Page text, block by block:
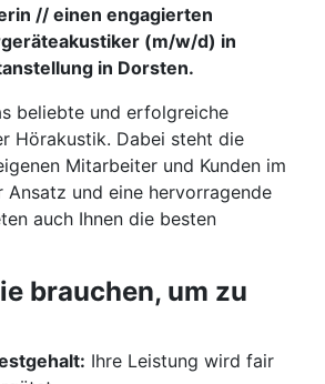
// einen engagierten
(m/w/d) in
in Dorsten.
beliebte und erfolgreiche
Hörakustik. Dabei steht die
Mitarbeiter und Kunden im
Ansatz und eine hervorragende
auch Ihnen die besten
brauchen, um zu
Ihre Leistung wird fair